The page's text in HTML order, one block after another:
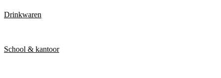
Drinkwaren
School & kantoor